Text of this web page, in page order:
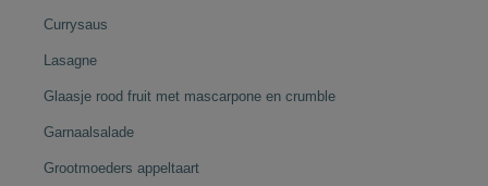
Currysaus
Lasagne
Glaasje rood fruit met mascarpone en crumble
Garnaalsalade
Grootmoeders appeltaart